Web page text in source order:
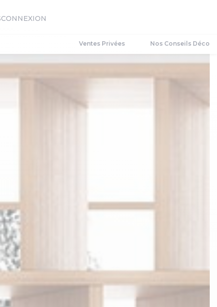
CONNEXION
Ventes Privées Nos Conseils Déco